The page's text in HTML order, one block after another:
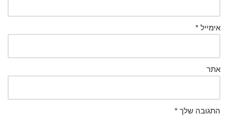
אימייל *
אתר
התגובה שלך *